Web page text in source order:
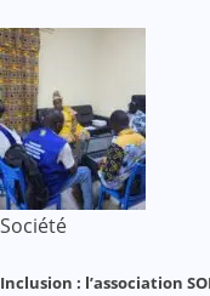
Société
Inclusion : l’association